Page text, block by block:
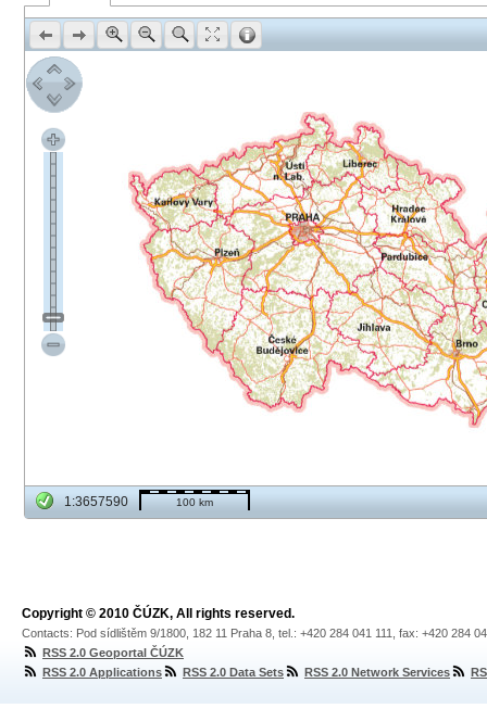
1:3657590 100 km
Copyright © 2010 ČÚZK, All rights reserved.
Contacts: Pod sídlištěm 9/1800, 182 11 Praha 8, tel.: +420 284 041 111, fax: +420 284
RSS 2.0 Geoportal ČÚZK
RSS 2.0 Applications
RSS 2.0 Data Sets RSS 2.0 Network Services